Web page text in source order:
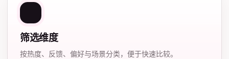
筛选维度
按热度、反馈、偏好与场景分类，便于快速比较。